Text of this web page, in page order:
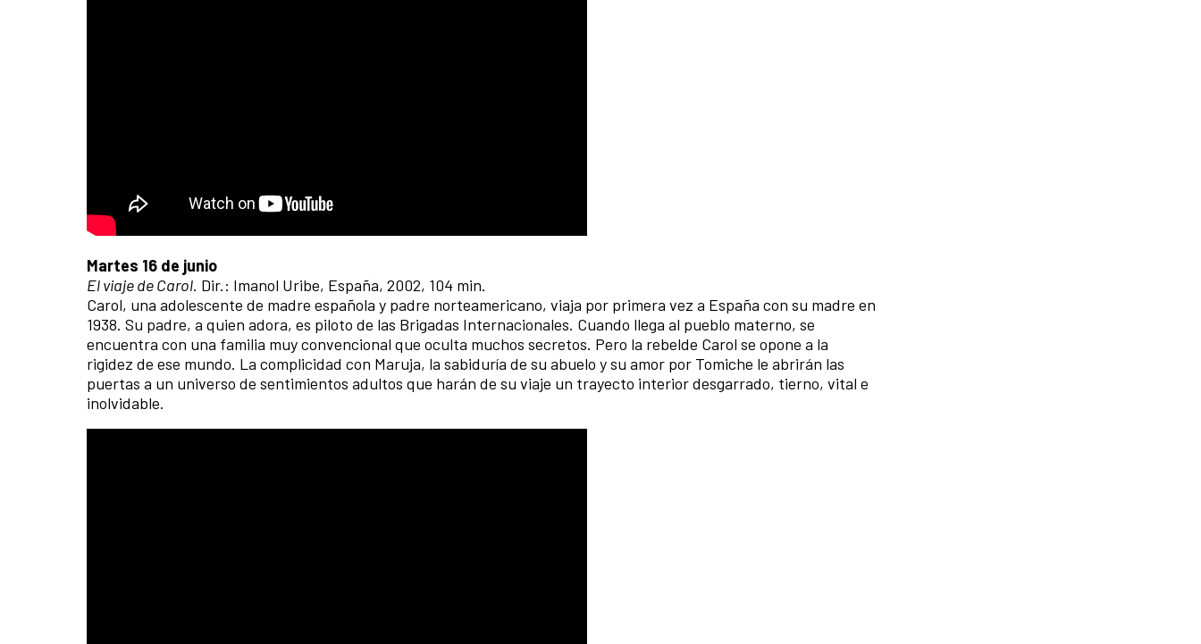
Martes 16 de junio
El viaje de Carol. Dir.: Imanol Uribe, España, 2002, 104 min.
Carol, una adolescente de madre española y padre norteamericano, viaja por primera vez a España con su madre en
1938. Su padre, a quien adora, es piloto de las Brigadas Internacionales. Cuando llega al pueblo materno, se
encuentra con una familia muy convencional que oculta muchos secretos. Pero la rebelde Carol se opone a la
rigidez de ese mundo. La complicidad con Maruja, la sabiduría de su abuelo y su amor por Tomiche le abrirán las
puertas a un universo de sentimientos adultos que harán de su viaje un trayecto interior desgarrado, tierno, vital e
inolvidable.